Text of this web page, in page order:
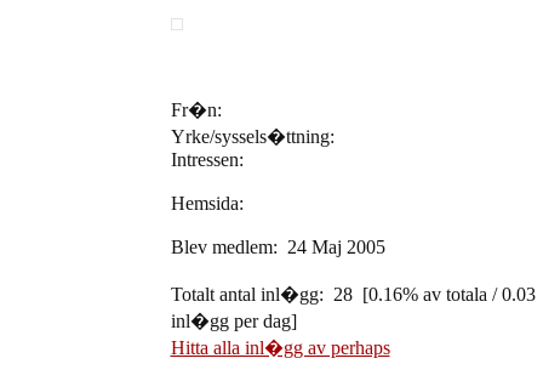
Fr�n:
Yrke/syssels�ttning:
Intressen:
Hemsida:
Blev medlem: 24 Maj 2005
Totalt antal inl�gg: 28 [0.16% av totala / 0.03
inl�gg per dag]
Hitta alla inl�gg av perhaps